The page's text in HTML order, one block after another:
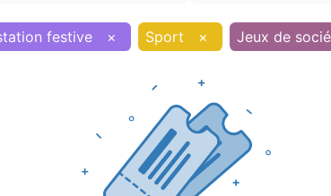
festive × Sport × Jeux de